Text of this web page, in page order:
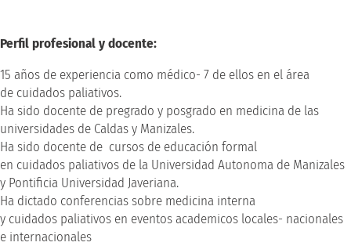
Perfil profesional y docente:
15 años de experiencia como médico- 7 de ellos en el área
de cuidados paliativos.
Ha sido docente de pregrado y posgrado en medicina de las
universidades de Caldas y Manizales.
Ha sido docente de cursos de educación formal
en cuidados paliativos de la Universidad Autonoma de Manizales
y Pontificia Universidad Javeriana.
Ha dictado conferencias sobre medicina interna
y cuidados paliativos en eventos academicos locales- nacionales
e internacionales